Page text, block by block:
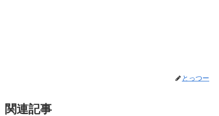
とっつー
関連記事